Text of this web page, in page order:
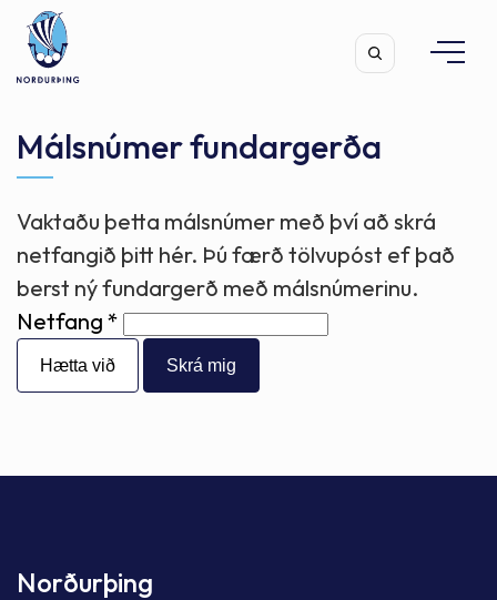
Leita
Málsnúmer fundargerða
Vaktaðu þetta málsnúmer með því að skrá
netfangið þitt hér. Þú færð tölvupóst ef það
berst ný fundargerð með málsnúmerinu.
Netfang
Hætta við
Norðurþing